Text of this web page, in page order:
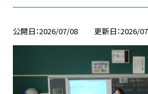
公開日 2026/07/08 更新日 2026/